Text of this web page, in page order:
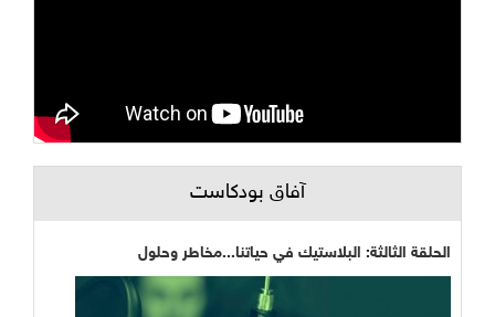
آفاق بودكاست
الحلقة الثالثة: البلاستيك في حياتنا...مخاطر وحلول